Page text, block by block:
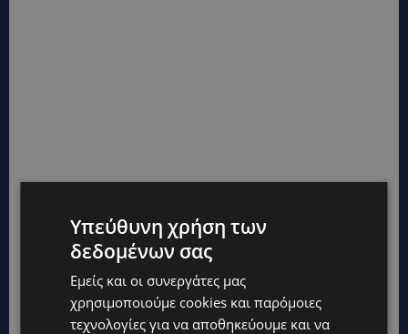
Υπεύθυνη χρήση των
δεδομένων σας
Εμείς και οι συνεργάτες μας
χρησιμοποιούμε cookies και παρόμοιες
τεχνολογίες για να αποθηκεύουμε και να